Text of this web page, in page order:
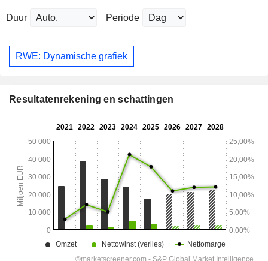
Duur Periode
RWE: Dynamische grafiek
Resultatenrekening en schattingen